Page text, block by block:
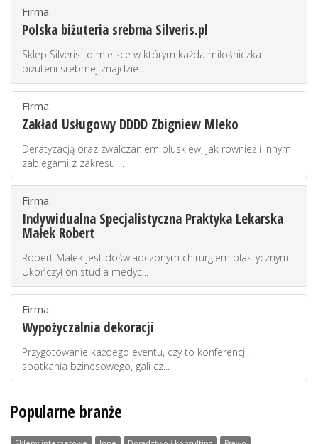
Firma:
Polska biżuteria srebrna Silveris.pl
Sklep Silveris to miejsce w którym każda miłośniczka
biżuterii srebrnej znajdzie...
Firma:
Zakład Usługowy DDDD Zbigniew Mleko
Deratyzacją oraz zwalczaniem pluskiew, jak również i innymi
zabiegami z zakresu ...
Firma:
Indywidualna Specjalistyczna Praktyka Lekarska
Małek Robert
Robert Małek jest doświadczonym chirurgiem plastycznym.
Ukończył on studia medyc...
Firma:
Wypożyczalnia dekoracji
Przygotowanie każdego eventu, czy to konferencji,
spotkania bzinesowego, gali cz...
Popularne branże